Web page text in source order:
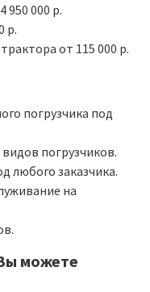
950 000 р.
р.
от 115 000 р.
погрузчика под
погрузчиков.
любого заказчика.
на
можете